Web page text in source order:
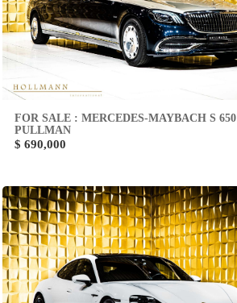
FOR SALE : MERCEDES-MAYBACH S 650
PULLMAN
$ 690,000